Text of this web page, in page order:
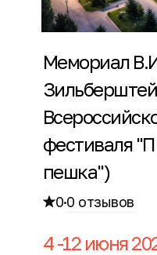
Мемориал
фестиваля
пешка")
0·0 отзывов
4 -12 июня